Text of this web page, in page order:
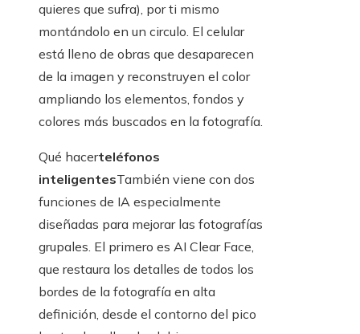
quieres que sufra), por ti mismo
montándolo en un circulo. El celular
está lleno de obras que desaparecen
de la imagen y reconstruyen el color
ampliando los elementos, fondos y
colores más buscados en la fotografía.
Qué hacerteléfonos
inteligentesTambién viene con dos
funciones de IA especialmente
diseñadas para mejorar las fotografías
grupales. El primero es AI Clear Face,
que restaura los detalles de todos los
bordes de la fotografía en alta
definición, desde el contorno del pico